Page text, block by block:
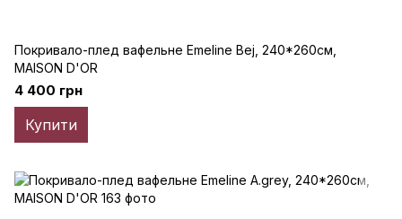
Покривало-плед вафельне Emeline Bej, 240*260см,
MAISON D'OR
4 400 грн
Купити